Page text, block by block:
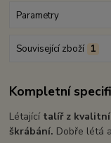
Parametry
Související zboží 1
Kompletní
Létající talíř z
škrábání. Dobře létá